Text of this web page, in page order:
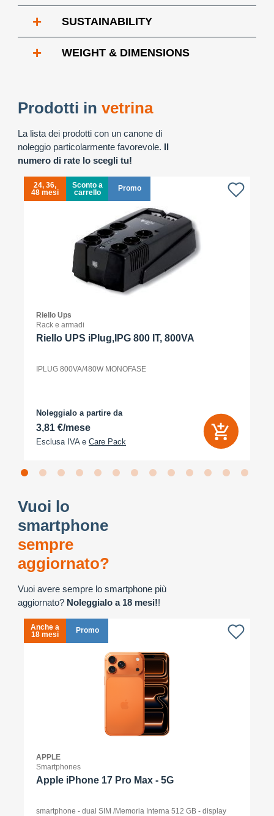
+ SUSTAINABILITY
+ WEIGHT & DIMENSIONS
Prodotti in vetrina
La lista dei prodotti con un canone di
noleggio particolarmente favorevole. Il
numero di rate lo scegli tu!
24, 36,
48 mesi
Sconto a
carrello
Promo
Riello Ups
Rack e armadi
Riello UPS iPlug,IPG 800 IT, 800VA
IPLUG 800VA/480W MONOFASE
Noleggialo a partire da
3,81 €/mese
Esclusa IVA e Care Pack
Vuoi lo
smartphone
sempre
aggiornato?
Vuoi avere sempre lo smartphone più
aggiornato? Noleggialo a 18 mesi!!
Anche a
18 mesi
Promo
APPLE
Smartphones
Apple iPhone 17 Pro Max - 5G
smartphone - dual SIM /Memoria Interna 512 GB - display